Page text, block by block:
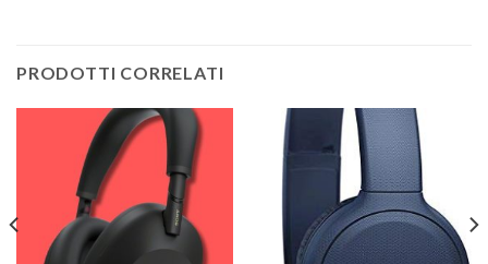
PRODOTTI CORRELATI